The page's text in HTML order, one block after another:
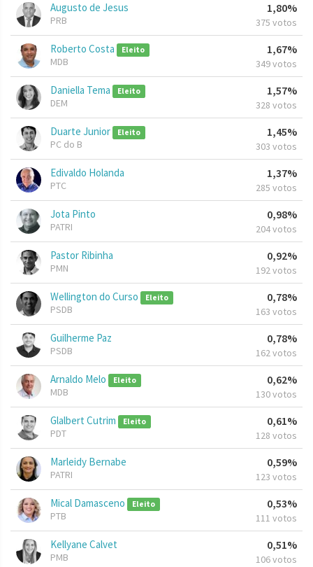
Augusto de Jesus
PRB
1,80%
375 votos
Roberto Costa Eleito
MDB
1,67%
349 votos
Daniella Tema Eleito
DEM
1,57%
328 votos
Duarte Junior Eleito
PC do B
1,45%
303 votos
Edivaldo Holanda
PTC
1,37%
285 votos
Jota Pinto
PATRI
0,98%
204 votos
Pastor Ribinha
PMN
0,92%
192 votos
Wellington do Curso Eleito
PSDB
0,78%
163 votos
Guilherme Paz
PSDB
0,78%
162 votos
Arnaldo Melo Eleito
MDB
0,62%
130 votos
Glalbert Cutrim Eleito
PDT
0,61%
128 votos
Marleidy Bernabe
PATRI
0,59%
123 votos
Mical Damasceno Eleito
PTB
0,53%
111 votos
Kellyane Calvet
PMB
0,51%
106 votos